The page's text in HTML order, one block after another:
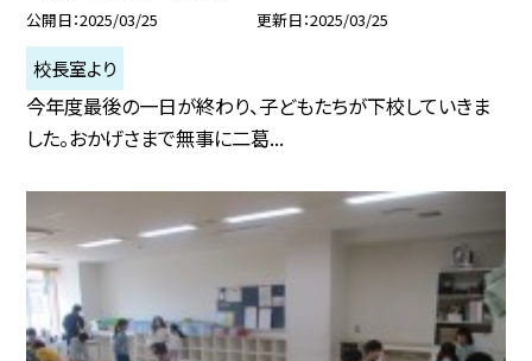
公開日 2025/03/25 更新日 2025/03/25
校長室より
今年度最後の一日が終わり、子どもたちが下校していきま
した。おかげさまで無事に二葛...